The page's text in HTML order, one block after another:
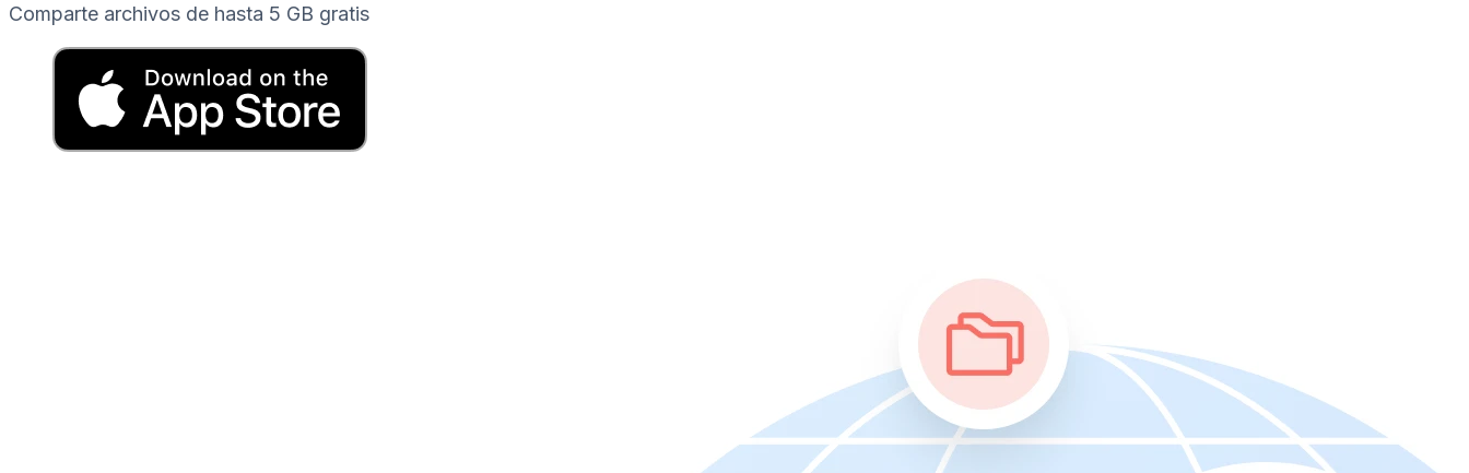
Comparte archivos de hasta 5 GB gratis